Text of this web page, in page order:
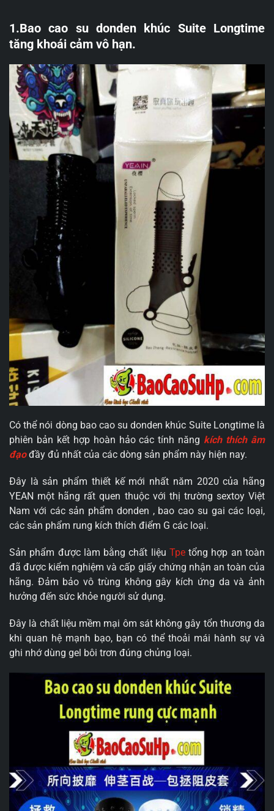
1.Bao cao su donden khúc Suite Longtime
tăng khoái cảm vô hạn.
Có thể nói dòng bao cao su donden khúc Suite Longtime là
phiên bản kết hợp hoàn hảo các tính năng kích thích âm
đạođầy đủ nhất của các dòng sản phẩm này hiện nay.
Đây là sản phẩm thiết kế mới nhất năm 2020 của hãng
YEAN một hãng rất quen thuộc với thị trường sextoy Việt
Nam với các sản phẩm donden , bao cao su gai các loại,
các sản phẩm rung kích thích điểm G các loại.
Sản phẩm được làm bằng chất liệu Tpetổng hợp an toàn
đã được kiểm nghiệm và cấp giấy chứng nhận an toàn của
hãng. Đảm bảo vô trùng không gây kích ứng da và ảnh
hưởng đến sức khỏe người sử dụng.
Đây là chất liệu mềm mại ôm sát không gây tổn thương da
khi quan hệ mạnh bạo, bạn có thể thoải mái hành sự và
ghi nhớ dùng gel bôi trơn đúng chủng loại.